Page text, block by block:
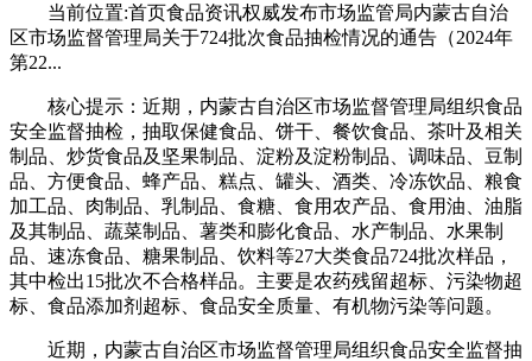
当前位置:首页食品资讯权威发布市场监管局内蒙古自治
区市场监督管理局关于724批次食品抽检情况的通告（2024年
第22...
核心提示：近期，内蒙古自治区市场监督管理局组织食品
安全监督抽检，抽取保健食品、饼干、餐饮食品、茶叶及相关
制品、炒货食品及坚果制品、淀粉及淀粉制品、调味品、豆制
品、方便食品、蜂产品、糕点、罐头、酒类、冷冻饮品、粮食
加工品、肉制品、乳制品、食糖、食用农产品、食用油、油脂
及其制品、蔬菜制品、薯类和膨化食品、水产制品、水果制
品、速冻食品、糖果制品、饮料等27大类食品724批次样品，
其中检出15批次不合格样品。主要是农药残留超标、污染物超
标、食品添加剂超标、食品安全质量、有机物污染等问题。
近期，内蒙古自治区市场监督管理局组织食品安全监督抽